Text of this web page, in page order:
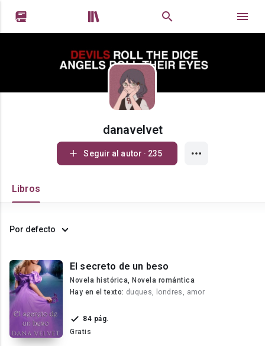
 
danavelvet
Seguir al autor · 235
Libros
Por defecto
El secreto de un beso
Novela histórica, Novela romántica
Hay en el texto: duques, londres, amor
84 pág.
Gratis